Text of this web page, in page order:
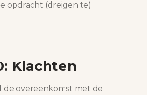
opdracht (dreigen te)
Klachten
de overeenkomst met de